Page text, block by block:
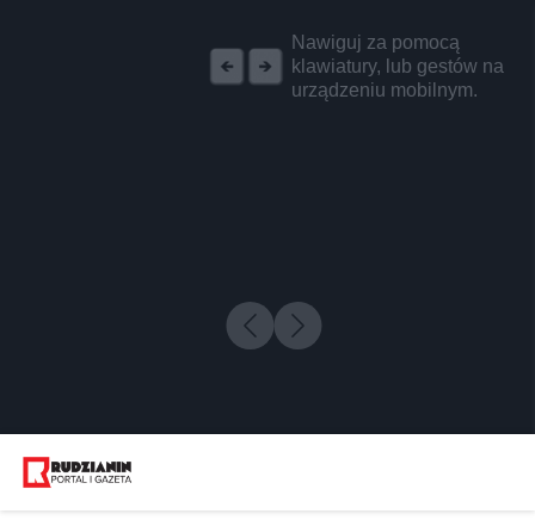
Nawiguj za pomocą
klawiatury, lub gestów na
urządzeniu mobilnym.